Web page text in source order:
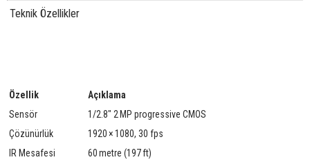
Teknik Özellikler
Özellik
Açıklama
Sensör
1/2.8″ 2 MP progressive CMOS
Çözünürlük
1920 × 1080, 30 fps
IR Mesafesi
60 metre (197 ft)